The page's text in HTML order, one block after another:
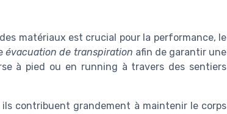
matériaux est crucial pour la performance, le
évacuation de transpiration afin de garantir une
à pied ou en running à travers des sentiers
contribuent grandement à maintenir le corps